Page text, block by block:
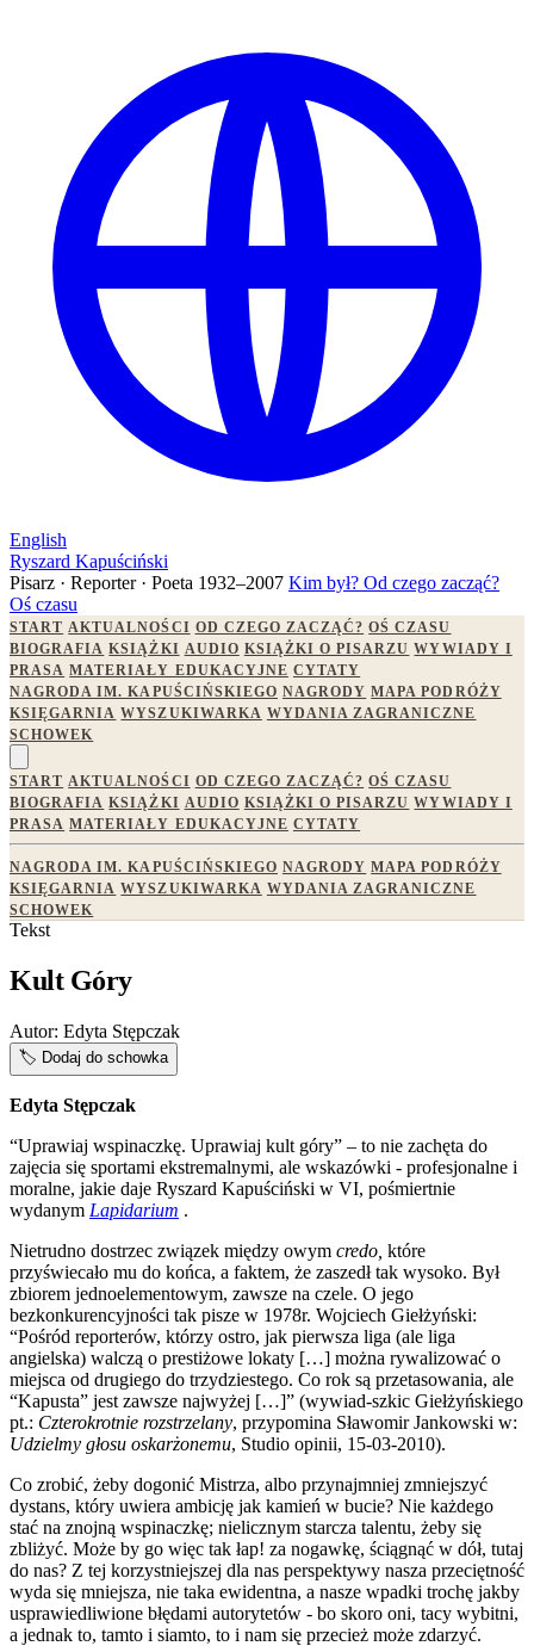
English
Ryszard Kapuściński
Pisarz · Reporter · Poeta 1932–2007 Kim był? Od czego zacząć?
Oś czasu
START AKTUALNOŚCI OD CZEGO ZACZĄĆ? OŚ CZASU
BIOGRAFIA KSIĄŻKI AUDIO KSIĄŻKI O PISARZU WYWIADY I
PRASA MATERIAŁY EDUKACYJNE CYTATY
NAGRODA IM. KAPUŚCIŃSKIEGO NAGRODY MAPA PODRÓŻY
KSIĘGARNIA WYSZUKIWARKA WYDANIA ZAGRANICZNE
SCHOWEK
START AKTUALNOŚCI OD CZEGO ZACZĄĆ? OŚ CZASU
BIOGRAFIA KSIĄŻKI AUDIO KSIĄŻKI O PISARZU WYWIADY I
PRASA MATERIAŁY EDUKACYJNE CYTATY
NAGRODA IM. KAPUŚCIŃSKIEGO NAGRODY MAPA PODRÓŻY
KSIĘGARNIA WYSZUKIWARKA WYDANIA ZAGRANICZNE
SCHOWEK
Tekst
Kult Góry
Autor: Edyta Stępczak
🏷️ Dodaj do schowka
Edyta Stępczak
“Uprawiaj wspinaczkę. Uprawiaj kult góry” – to nie zachęta do
zajęcia się sportami ekstremalnymi, ale wskazówki - profesjonalne i
moralne, jakie daje Ryszard Kapuściński w VI, pośmiertnie
wydanym Lapidarium .
Nietrudno dostrzec związek między owym credo, które
przyświecało mu do końca, a faktem, że zaszedł tak wysoko. Był
zbiorem jednoelementowym, zawsze na czele. O jego
bezkonkurencyjności tak pisze w 1978r. Wojciech Giełżyński:
“Pośród reporterów, którzy ostro, jak pierwsza liga (ale liga
angielska) walczą o prestiżowe lokaty […] można rywalizować o
miejsca od drugiego do trzydziestego. Co rok są przetasowania, ale
“Kapusta” jest zawsze najwyżej […]” (wywiad-szkic Giełżyńskiego
pt.: Czterokrotnie rozstrzelany, przypomina Sławomir Jankowski w:
Udzielmy głosu oskarżonemu, Studio opinii, 15-03-2010).
Co zrobić, żeby dogonić Mistrza, albo przynajmniej zmniejszyć
dystans, który uwiera ambicję jak kamień w bucie? Nie każdego
stać na znojną wspinaczkę; nielicznym starcza talentu, żeby się
zbliżyć. Może by go więc tak łap! za nogawkę, ściągnąć w dół, tutaj
do nas? Z tej korzystniejszej dla nas perspektywy nasza przeciętność
wyda się mniejsza, nie taka ewidentna, a nasze wpadki trochę jakby
usprawiedliwione błędami autorytetów - bo skoro oni, tacy wybitni,
a jednak to, tamto i siamto, to i nam się przecież może zdarzyć.